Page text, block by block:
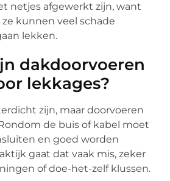
netjes afgewerkt zijn, want
ze kunnen veel schade
lekken.
dakdoorvoeren
lekkages?
zijn, maar doorvoeren
de buis of kabel moet
en goed worden
gaat dat vaak mis, zeker
of doe-het-zelf klussen.